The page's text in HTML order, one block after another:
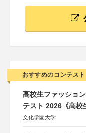
おすすめのコンテスト
高校生ファッショ
テスト 2026《高校
文化学園大学